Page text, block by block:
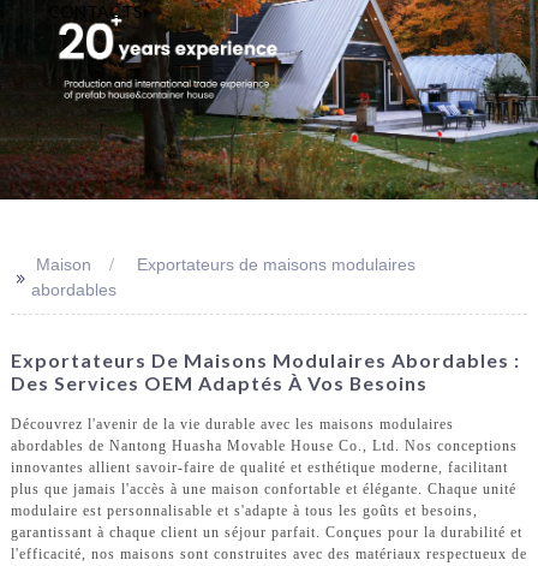
CONTACTS
>> Maison
Exportateurs de maisons modulaires
abordables
Exportateurs De Maisons Modulaires Abordables :
Des Services OEM Adaptés À Vos Besoins
Découvrez l'avenir de la vie durable avec les maisons modulaires
abordables de Nantong Huasha Movable House Co., Ltd. Nos conceptions
innovantes allient savoir-faire de qualité et esthétique moderne, facilitant
plus que jamais l'accès à une maison confortable et élégante. Chaque unité
modulaire est personnalisable et s'adapte à tous les goûts et besoins,
garantissant à chaque client un séjour parfait. Conçues pour la durabilité et
l'efficacité, nos maisons sont construites avec des matériaux respectueux de